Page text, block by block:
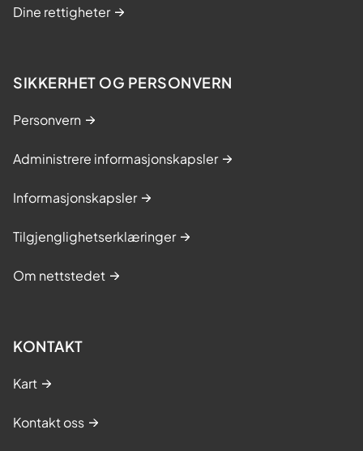
Dine rettigheter
SIKKERHET OG PERSONVERN
Personvern
Administrere informasjonskapsler
Informasjonskapsler
Tilgjenglighetserklæringer
Om nettstedet
KONTAKT
Kart
Kontakt oss